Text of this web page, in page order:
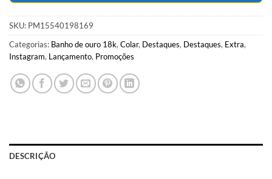
SKU: PM15540198169
Categorias: Banho de ouro 18k, Colar, Destaques, Destaques, Extra,
Instagram, Lançamento, Promoções
DESCRIÇÃO